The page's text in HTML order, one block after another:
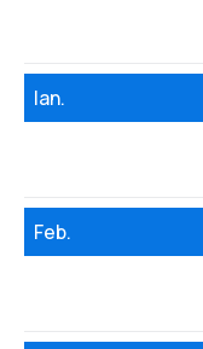
Ian.
Feb.